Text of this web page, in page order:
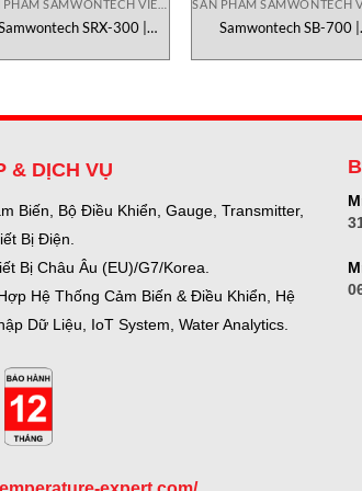
SRX-300 |
Acquisition System
Samwontech SB-700 |
Monitoring Controller
& DỊCH VỤ
Biến, Bộ Điều Khiển, Gauge, Transmitter,
Bị Điện.
Bị Châu Âu (EU)/G7/Korea.
Hệ Thống Cảm Biến & Điều Khiển, Hệ
Dữ Liệu, IoT System, Water Analytics.